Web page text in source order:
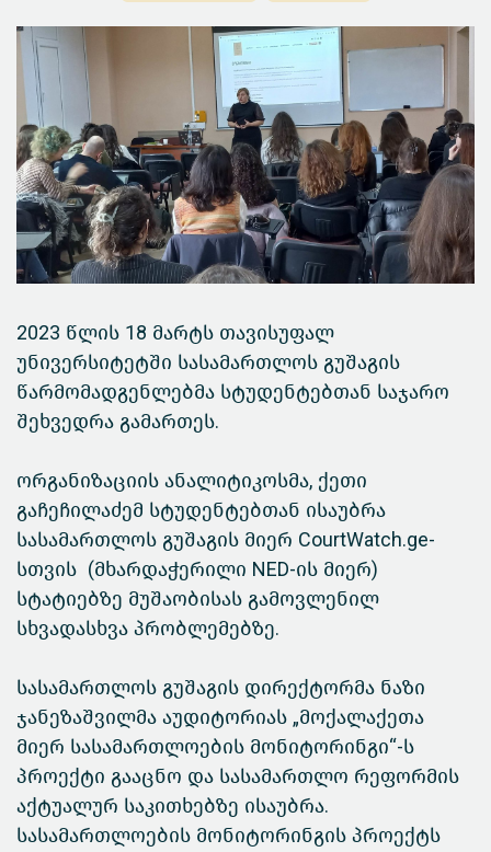
2023 წლის 18 მარტს თავისუფალ
უნივერსიტეტში სასამართლოს გუშაგის
წარმომადგენლებმა სტუდენტებთან საჯარო
შეხვედრა გამართეს.
ორგანიზაციის ანალიტიკოსმა, ქეთი
გაჩეჩილაძემ სტუდენტებთან ისაუბრა
სასამართლოს გუშაგის მიერ CourtWatch.ge-
სთვის (მხარდაჭერილი NED-ის მიერ)
სტატიებზე მუშაობისას გამოვლენილ
სხვადასხვა პრობლემებზე.
სასამართლოს გუშაგის დირექტორმა ნაზი
ჯანეზაშვილმა აუდიტორიას „მოქალაქეთა
მიერ სასამართლოების მონიტორინგი“-ს
პროექტი გააცნო და სასამართლო რეფორმის
აქტუალურ საკითხებზე ისაუბრა.
სასამართლოების მონიტორინგის პროექტს